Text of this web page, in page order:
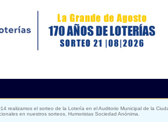
realizamos el sorteo de la Lotería en el Auditorio Municipal de la
en nuestros sorteos, Humoristas Sociedad Anónima.